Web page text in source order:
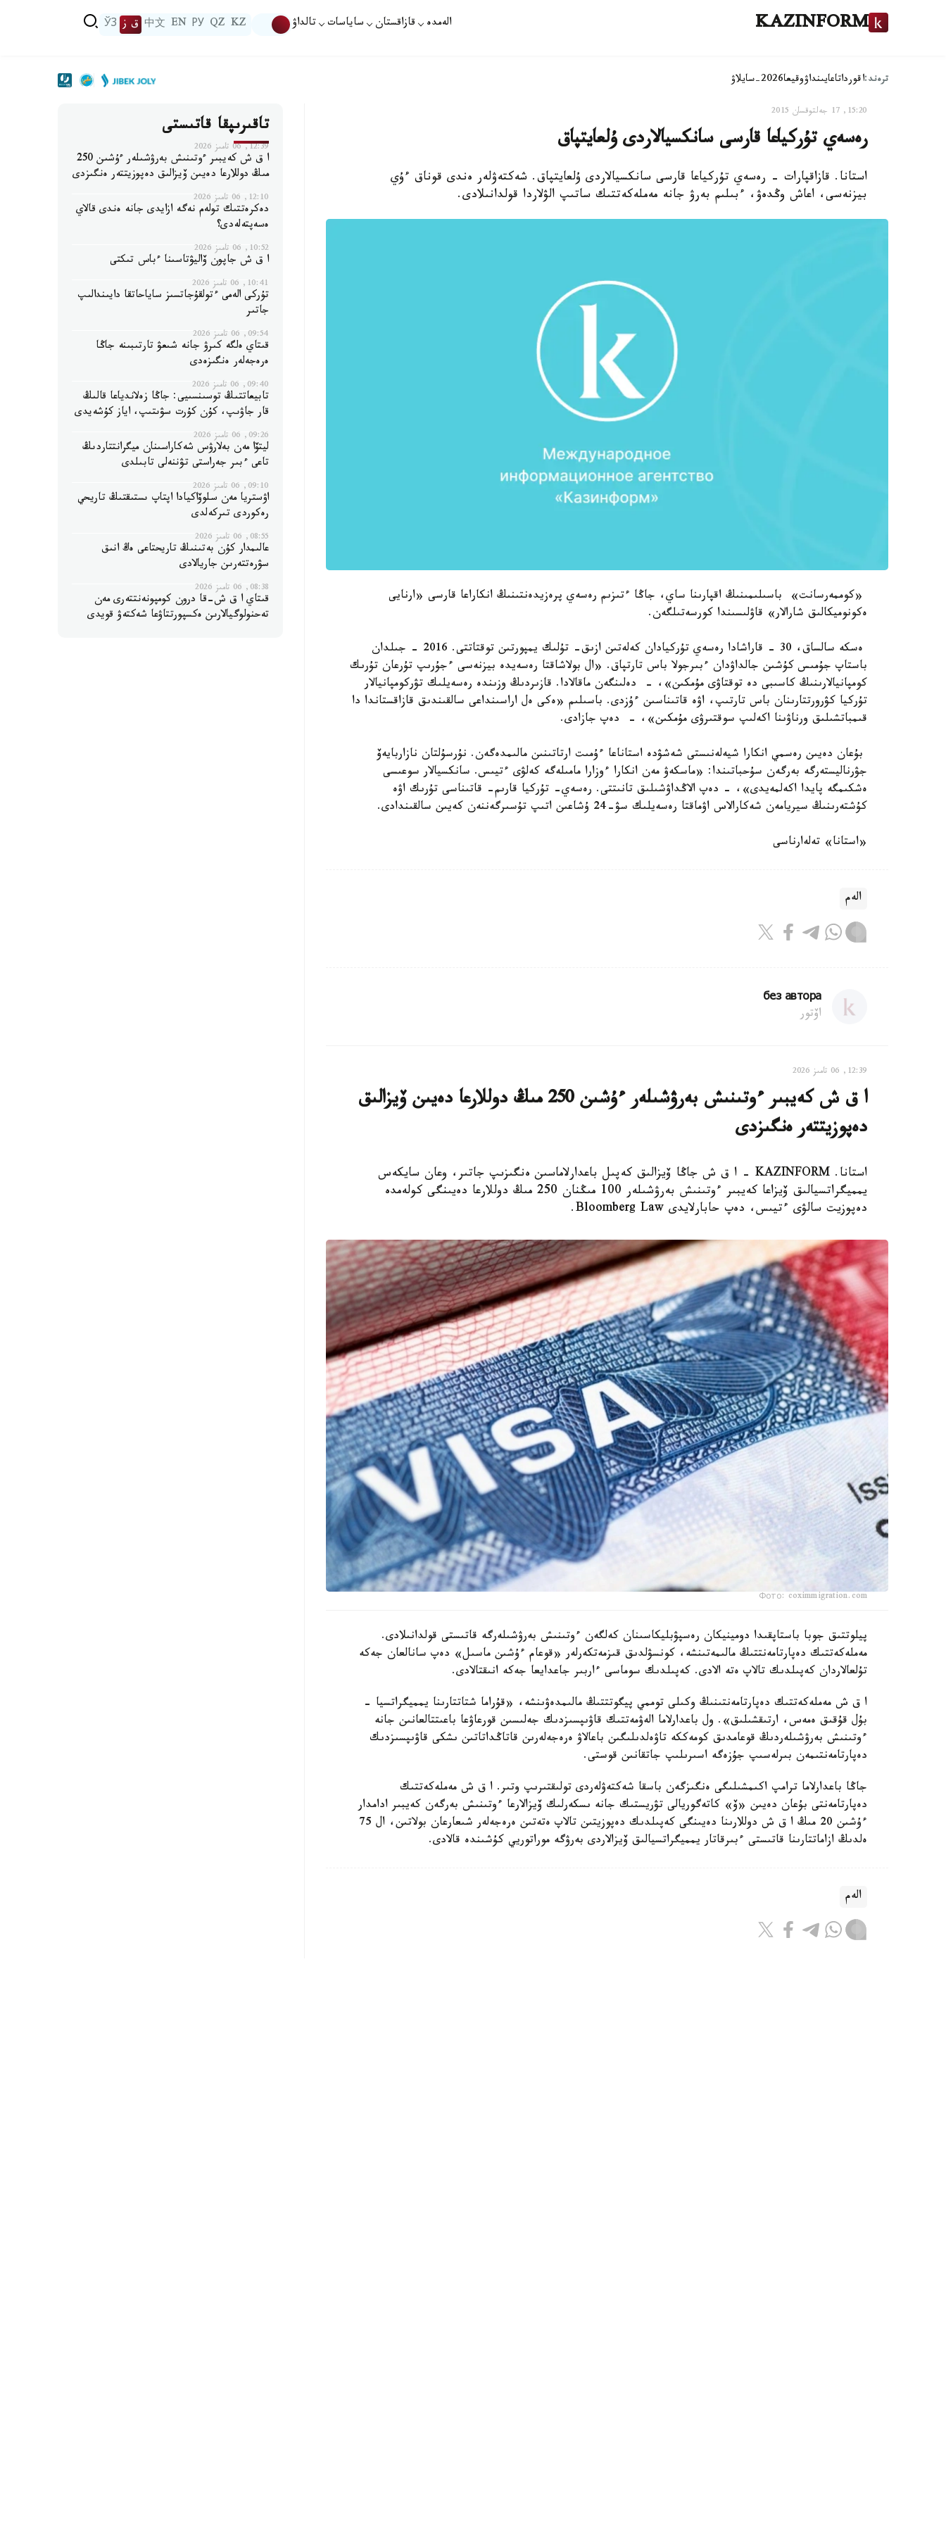
KAZINFORM الەمدە قازاقستان ساياسات تالداۋ KZ
QZ
РУ
EN
中文 ق ز ЎЗ
ترەند:اقورداتاعايىنداۋوقيعا2026-سايلاۋ
15:20, 17 جەلتوقسان 2015
رەسەي تۇركياعا قارسى سانكسيالاردى ۇلعايتپاق
استانا. قازاقپارات - رەسەي تۇركياعا قارسى سانكسيالاردى ۇلعايتپاق. شەكتەۋلەر ەندى قوناق ءۇي
بيزنەسى، اعاش وڭدەۋ، ءبىلىم بەرۋ جانە مەملەكەتتىك ساتىپ الۋلاردا قولدانىلادى.
«كوممەرسانت» باسىلىمىنىڭ اقپارىنا ساي، جاڭا ءتىزىم رەسەي پرەزيدەنتىنىڭ انكاراعا قارسى «ارنايى
ەكونوميكالىق شارالار» قاۋلىسىندا كورسەتىلگەن.
ەسكە سالساق، 30 - قاراشادا رەسەي تۇركيادان كەلەتىن ازىق- تۇلىك يمپورتىن توقتاتتى. 2016 - جىلدان
باستاپ جۇمىس كۇشىن جالداۋدان ءبىرجولا باس تارتپاق. «ال بولاشاقتا رەسەيدە بيزنەسى ءجۇرىپ تۇرعان تۇرىك
كومپانيالارىنىڭ كاسىبى دە توقتاۋى مۇمكىن»، - دەلىنگەن ماقالادا. قازىردىڭ وزىندە رەسەيلىك تۋركومپانيالار
تۇركيا كۋرورتتارىنان باس تارتىپ، اۋە قاتىناسىن ءۇزدى. باسىلىم «ەكى ەل اراسىنداعى سالقىندىق قازاقستاندا دا
قىمباتشىلىق ورناۋىنا اكەلىپ سوقتىرۋى مۇمكىن»، - دەپ جازادى.
بۇعان دەيىن رەسمي انكارا شيەلەنىستى شەشۋدە استاناعا ءۇمىت ارتاتىنىن مالىمدەگەن. نۇرسۇلتان نازاربايەۆ
جۋرناليستەرگە بەرگەن سۇحباتىندا: «ماسكەۋ مەن انكارا ءوزارا مامىلەگە كەلۋى ءتيىس. سانكسيالار سوعىسى
ەشكىمگە پايدا اكەلمەيدى»، - دەپ الاڭداۋشىلىق تانىتتى. رەسەي- تۇركيا قارىم- قاتىناسى تۇرىك اۋە
كۇشتەرىنىڭ سيريامەن شەكارالاس اۋماقتا رەسەيلىك سۋ-24 ۇشاعىن اتىپ تۇسىرگەننەن كەيىن سالقىندادى.
«استانا» تەلەارناسى
الەم
без автора
اۆتور
12:39, 06 تامىز 2026
ا ق ش كەيبىر ءوتىنىش بەرۋشىلەر ءۇشىن 250 مىڭ دوللارعا دەيىن ۆيزالىق
دەپوزيتتەر ەنگىزدى
استانا. KAZINFORM – ا ق ش جاڭا ۆيزالىق كەپىل باعدارلاماسىن ەنگىزىپ جاتىر، وعان سايكەس
يمميگراتسيالىق ۆيزاعا كەيبىر ءوتىنىش بەرۋشىلەر 100 مىڭنان 250 مىڭ دوللارعا دەيىنگى كولەمدە
دەپوزيت سالۋى ءتيىس، دەپ حابارلايدى Bloomberg Law.
Фото: coximmigration.com
پيلوتتىق جوبا باستاپقىدا دومينيكان رەسپۋبليكاسىنان كەلگەن ءوتىنىش بەرۋشىلەرگە قاتىستى قولدانىلادى.
مەملەكەتتىك دەپارتامەنتتىڭ مالىمەتىنشە، كونسۋلدىق قىزمەتكەرلەر «قوعام ءۇشىن ماسىل» دەپ سانالعان جەكە
تۇلعالاردان كەپىلدىك تالاپ ەتە الادى. كەپىلدىك سوماسى ءاربىر جاعدايعا جەكە انىقتالادى.
ا ق ش مەملەكەتتىك دەپارتامەنتىنىڭ وكىلى توممي پيگوتتتىڭ مالىمدەۋىنشە، «قۇراما شتاتتارىنا يمميگراتسيا -
بۇل قۇقىق ەمەس، ارتىقشىلىق». ول باعدارلاما الەۋمەتتىك قاۋىپسىزدىك جەلىسىن قورعاۋعا باعىتتالعانىن جانە
ءوتىنىش بەرۋشىلەردىڭ قوعامدىق كومەككە تاۋەلدىلىگىن باعالاۋ ەرەجەلەرىن قاتاڭداتاتىن ىشكى قاۋىپسىزدىك
دەپارتامەنتىمەن بىرلەسىپ جۇزەگە اسىرىلىپ جاتقانىن قوستى.
جاڭا باعدارلاما ترامپ اكىمشىلىگى ەنگىزگەن باسقا شەكتەۋلەردى تولىقتىرىپ وتىر. ا ق ش مەملەكەتتىك
دەپارتامەنتى بۇعان دەيىن «ۆ» كاتەگوريالى تۋريستىك جانە ىسكەرلىك ۆيزالارعا ءوتىنىش بەرگەن كەيبىر ادامدار
ءۇشىن 20 مىڭ ا ق ش دوللارىنا دەيىنگى كەپىلدىك دەپوزيتىن تالاپ ەتەتىن ەرەجەلەر شىعارعان بولاتىن، ال 75
ەلدىڭ ازاماتتارىنا قاتىستى ءبىرقاتار يمميگراتسيالىق ۆيزالاردى بەرۋگە موراتوريي كۇشىندە قالادى.
الەم
تاقىرىپقا قاتىستى
12:39, 06 تامىز 2026
ا ق ش كەيبىر ءوتىنىش بەرۋشىلەر ءۇشىن 250
مىڭ دوللارعا دەيىن ۆيزالىق دەپوزيتتەر ەنگىزدى
12:10, 06 تامىز 2026
دەكرەتتىك تولەم نەگە ازايدى جانە ەندى قالاي
ەسەپتەلەدى؟
10:52, 06 تامىز 2026
ا ق ش جاپون ۆاليۋتاسىنا ءباس تىكتى
10:41, 06 تامىز 2026
تۇركى الەمى ءتولقۇجاتسىز ساياحاتقا دايىندالىپ
جاتىر
09:54, 06 تامىز 2026
قىتاي ەلگە كىرۋ جانە شىعۋ تارتىبىنە جاڭا
ەرەجەلەر ەنگىزەدى
09:40, 06 تامىز 2026
تابيعاتتىڭ توسىنسىيى: جاڭا زەلاندياعا قالىڭ
قار جاۋىپ، كۇن كۇرت سۋىتىپ، اياز كۇشەيدى
09:26, 06 تامىز 2026
ليتۆا مەن بەلارۋس شەكاراسىنان ميگرانتتاردىڭ
تاعى ءبىر جەراستى تۋننەلى تابىلدى
09:10, 06 تامىز 2026
اۋستريا مەن سلوۆاكيادا اپتاپ ىستىقتىڭ تاريحي
رەكوردى تىركەلدى
08:55, 06 تامىز 2026
عالىمدار كۇن بەتىنىڭ تاريحتاعى ەڭ انىق
سۋرەتتەرىن جاريالادى
08:38, 06 تامىز 2026
قىتاي ا ق ش-قا درون كومپونەنتتەرى مەن
تەحنولوگيالارىن ەكسپورتتاۋعا شەكتەۋ قويدى